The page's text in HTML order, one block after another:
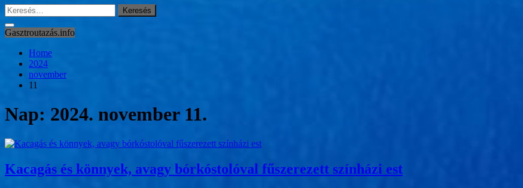
Keresés:
Gasztroutazás.info
Home
2024
november
11
Nap: 2024. november 11.
Kacagás és könnyek, avagy bórkóstolóval fűszerezett színházi est